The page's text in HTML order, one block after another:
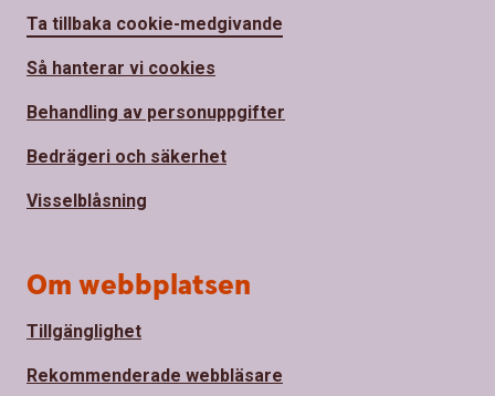
Ta tillbaka cookie-medgivande
Så hanterar vi cookies
Behandling av personuppgifter
Bedrägeri och säkerhet
Visselblåsning
Om webbplatsen
Tillgänglighet
Rekommenderade webbläsare